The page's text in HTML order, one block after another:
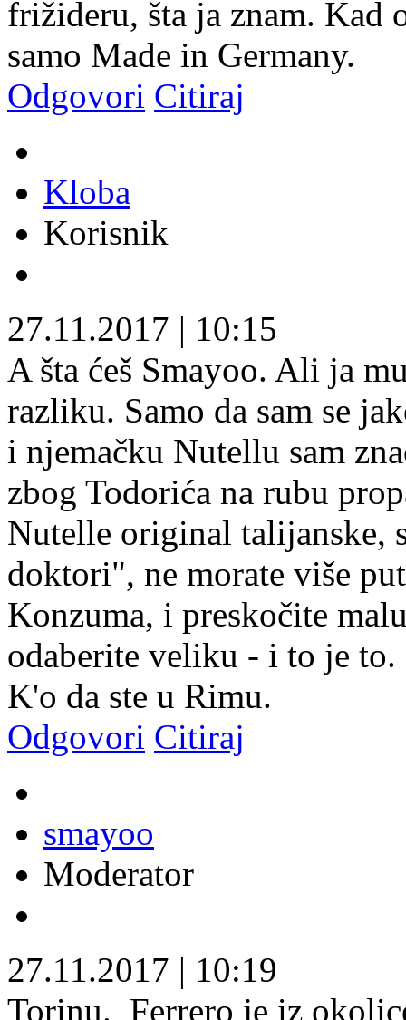
frižideru, šta ja znam. Kad
samo Made in Germany.
Odgovori Citiraj
Kloba
Korisnik
27.11.2017 | 10:15
A šta ćeš Smayoo. Ali ja
razliku. Samo da sam se
i njemačku Nutellu sam
zbog Todorića na rubu
Nutelle original talijanske,
doktori", ne morate više
Konzuma, i preskočite
odaberite veliku - i to je to.
K'o da ste u Rimu.
Odgovori Citiraj
smayoo
Moderator
27.11.2017 | 10:19
Torinu. Ferrero je iz